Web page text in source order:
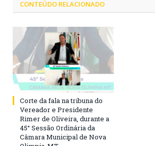
CONTEÚDO RELACIONADO
Corte da fala na tribuna do
Vereador e Presidente
Rimer de Oliveira, durante a
45° Sessão Ordinária da
Câmara Municipal de Nova